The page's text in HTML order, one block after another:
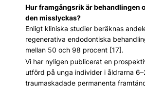
Hur framgångsrik är behandlingen
den misslyckas?
Enligt kliniska studier beräknas
regenerativa endodontiska
mellan 50 och 98 procent [17].
Vi har nyligen publicerat en
utförd på unga individer i åldrarna
traumaskadade permanenta